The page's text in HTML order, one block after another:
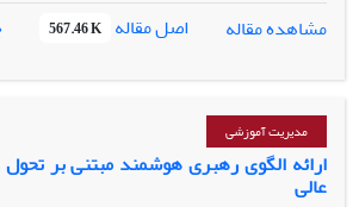
نمونه با استفاده از روش نمونه‌گیری
شدند. روش پژوهش کمی از نوع مطالعات
داده‌ها از پرسشنامه‌های رهبری
سیدانمانلاکا (2008)، دانش‌آفرینی
مشاهده مقاله
اصل مقاله 567.46 K
مدیریت آموزشی
ارائه الگوی رهبری هوشمند مبتنی بر
عالی